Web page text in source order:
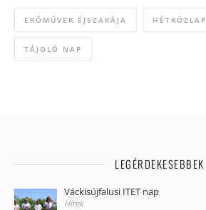
ERŐMŰVEK ÉJSZAKÁJA HÉTKÖZLAP
TÁJOLÓ NAP
LEGÉRDEKESEBBEK
Váckisújfalusi ITET nap
Hírek